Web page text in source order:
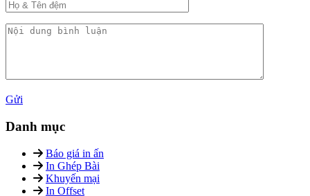
Gửi
Danh mục
Báo giá in ấn
In Ghép Bài
Khuyến mại
In Offset